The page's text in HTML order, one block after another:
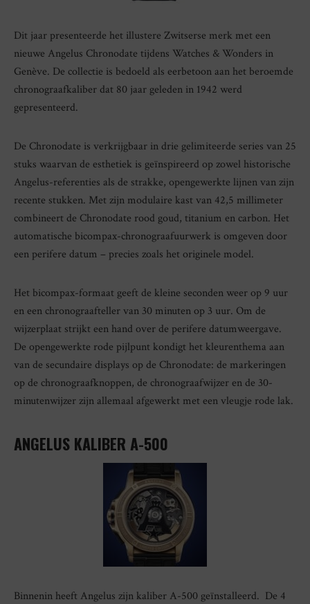
Dit jaar presenteerde het illustere Zwitserse merk met een
nieuwe Angelus Chronodate tijdens Watches & Wonders in
Genève. De collectie is bedoeld als eerbetoon aan het beroemde
chronograafkaliber dat 80 jaar geleden in 1942 werd
gepresenteerd.
De Chronodate is verkrijgbaar in drie gelimiteerde series van 25
stuks waarvan de esthetiek is geïnspireerd op zowel historische
Angelus-referenties als de strakke, opengewerkte lijnen van zijn
recente stukken. Met zijn modulaire kast van 42,5 millimeter
combineert de Chronodate rood goud, titanium en carbon. Het
automatische bicompax-chronograafuurwerk is omgeven door
een perifere datum – precies zoals het originele model.
Het bicompax-formaat geeft de kleine seconden weer op 9 uur
en een chronograafteller van 30 minuten op 3 uur. Om de
wijzerplaat strijkt een hand over de perifere datumweergave.
De opengewerkte rode pijlpunt kondigt het kleurenthema aan
van de secundaire displays op de Chronodate: de markeringen
op de chronograafknoppen, de chronograafwijzer en de 30-
minutenwijzer zijn allemaal afgewerkt met een vleugje rode lak.
ANGELUS KALIBER A-500
Binnenin heeft Angelus zijn kaliber A-500 geïnstalleerd. De 4